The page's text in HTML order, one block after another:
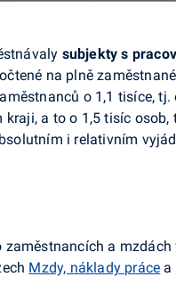
subjekty s
na plně
o 1,1 tisíce,
a to o 1,5 tisíc
i relativním
a
Mzdy, náklady práce a